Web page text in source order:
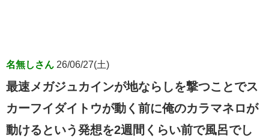
名無しさん 26/06/27(土)
最速メガジュカインが地ならしを撃つことでス
カーフイダイトウが動く前に俺のカラマネロが
動けるという発想を2週間くらい前で風呂でし